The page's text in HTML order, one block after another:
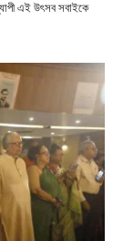
এই উৎসব সবাইকে